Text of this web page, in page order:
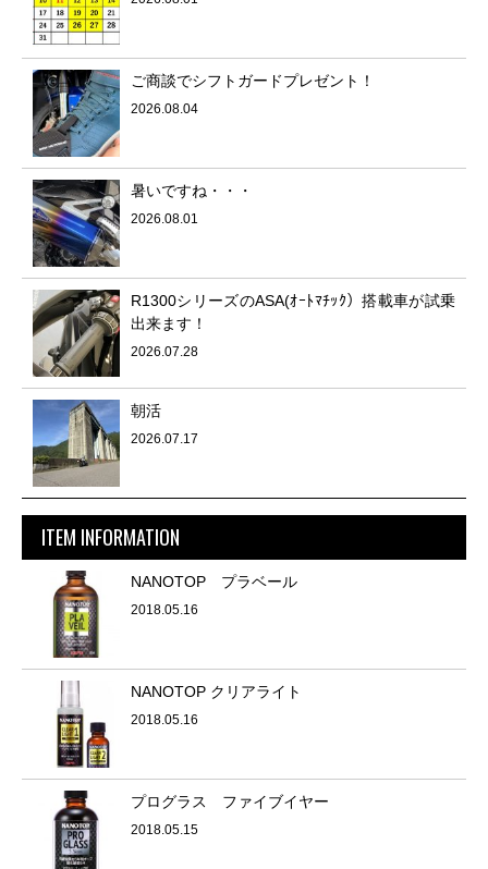
ご商談でシフトガードプレゼント！
2026.08.04
暑いですね・・・
2026.08.01
R1300シリーズのASA(ｵｰﾄﾏﾁｯｸ）搭載車が試乗
出来ます！
2026.07.28
朝活
2026.07.17
ITEM INFORMATION
NANOTOP プラベール
2018.05.16
NANOTOP クリアライト
2018.05.16
プログラス ファイブイヤー
2018.05.15